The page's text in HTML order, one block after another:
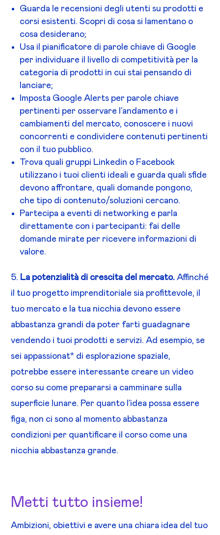
Guarda le recensioni degli utenti su prodotti e
corsi esistenti. Scopri di cosa si lamentano o
cosa desiderano;
Usa il pianificatore di parole chiave di Google
per individuare il livello di competitività per la
categoria di prodotti in cui stai pensando di
lanciare;
Imposta Google Alerts per parole chiave
pertinenti per osservare l’andamento e i
cambiamenti del mercato, conoscere i nuovi
concorrenti e condividere contenuti pertinenti
con il tuo pubblico.
Trova quali gruppi Linkedin o Facebook
utilizzano i tuoi clienti ideali e guarda quali sfide
devono affrontare, quali domande pongono,
che tipo di contenuto/soluzioni cercano.
Partecipa a eventi di networking e parla
direttamente con i partecipanti: fai delle
domande mirate per ricevere informazioni di
valore.
5. La potenzialità di crescita del mercato. Affinché
il tuo progetto imprenditoriale sia profittevole, il
tuo mercato e la tua nicchia devono essere
abbastanza grandi da poter farti guadagnare
vendendo i tuoi prodotti e servizi. Ad esempio, se
sei appassionat* di esplorazione spaziale,
potrebbe essere interessante creare un video
corso su come prepararsi a camminare sulla
superficie lunare. Per quanto l’idea possa essere
figa, non ci sono al momento abbastanza
condizioni per quantificare il corso come una
nicchia abbastanza grande.
Metti tutto insieme!
Ambizioni, obiettivi e avere una chiara idea del tuo